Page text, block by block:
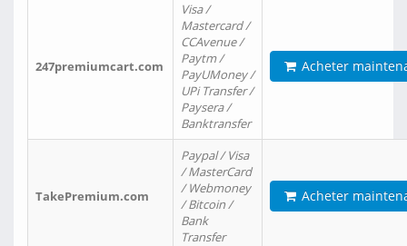
247premiumcart.com
Visa /
Mastercard /
CCAvenue /
Paytm /
PayUMoney /
UPi Transfer /
Paysera /
Banktransfer
Acheter
TakePremium.com
Paypal / Visa
/ MasterCard
/ Webmoney
/ Bitcoin /
Bank
Transfer
Acheter